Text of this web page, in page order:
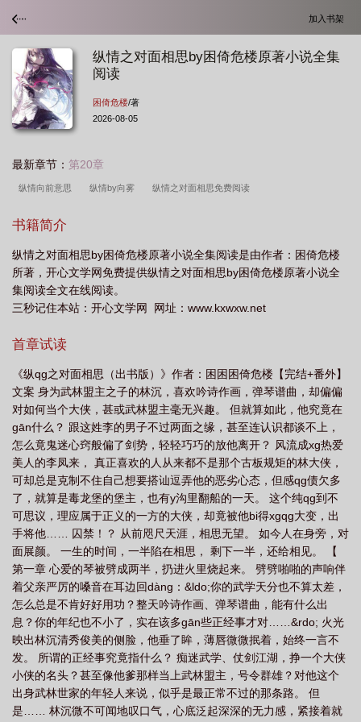
加入书架
纵情之对面相思by困倚危楼原著小说全集
阅读
困倚危楼/著
2026-08-05
最新章节： 第20章
纵情向前意思 纵情by向雾 纵情之对面相思免费阅读
书籍简介
纵情之对面相思by困倚危楼原著小说全集阅读是由作者：困倚危楼
所著，开心文学网免费提供纵情之对面相思by困倚危楼原著小说全
集阅读全文在线阅读。
三秒记住本站：开心文学网 网址：www.kxwxw.net
首章试读
《纵qg之对面相思（出书版）》作者：困困困倚危楼【完结+番外】
文案 身为武林盟主之子的林沉，喜欢吟诗作画，弹琴谱曲，却偏偏
对如何当个大侠，甚或武林盟主毫无兴趣。 但就算如此，他究竟在
gān什么？ 跟这姓李的男子不过两面之缘，甚至连认识都谈不上，
怎么竟鬼迷心窍般偏了剑势，轻轻巧巧的放他离开？ 风流成xg热爱
美人的李凤来， 真正喜欢的人从来都不是那个古板规矩的林大侠，
可却总是克制不住自己想要搭讪逗弄他的恶劣心态，但感qg债欠多
了，就算是毒龙堡的堡主，也有y沟里翻船的一天。 这个纯qg到不
可思议，理应属于正义的一方的大侠，却竟被他bi得xgqg大变，出
手将他…… 囚禁！？ 从前咫尺天涯，相思无望。 如今人在身旁，对
面展颜。 一生的时间，一半陷在相思， 剩下一半，还给相见。 【
第一章 心爱的琴被劈成两半，扔进火里烧起来。 劈劈啪啪的声响伴
着父亲严厉的嗓音在耳边回dàng：&ldo;你的武学天分也不算太差，
怎么总是不肯好好用功？整天吟诗作画、弹琴谱曲，能有什么出
息？你的年纪也不小了，实在该多gān些正经事才对……&rdo; 火光
映出林沉清秀俊美的侧脸，他垂了眸，薄唇微微抿着，始终一言不
发。 所谓的正经事究竟指什么？ 痴迷武学、仗剑江湖，挣一个大侠
小侠的名头？甚至像他爹那样当上武林盟主，号令群雄？对他这个
出身武林世家的年轻人来说，似乎是最正常不过的那条路。 但
是…… 林沉微不可闻地叹口气，心底泛起深深的无力感，紧接着就